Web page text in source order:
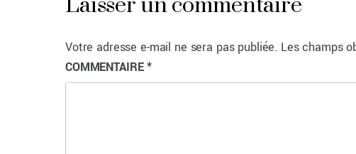
Laisser un commentaire
Votre adresse e-mail ne sera pas publiée. Les champs
COMMENTAIRE*